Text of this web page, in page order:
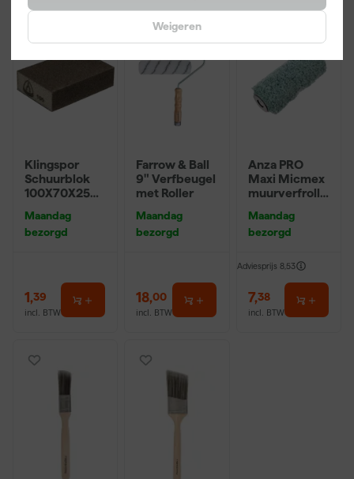
Weigeren
Klingspor
Schuurblok
100X70X25m
P220
Maandag
bezorgd
1,39
incl. BTW
Farrow & Ball
9" Verfbeugel
met Roller
Maandag
bezorgd
18,00
incl. BTW
Anza PRO
Maxi Micmex
muurverfrolle
Maandag
bezorgd
Adviesprijs 8,53
7,38
incl. BTW